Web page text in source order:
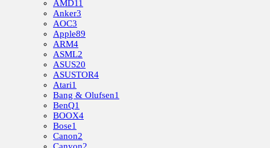
AMD11
Anker3
AOC3
Apple89
ARM4
ASML2
ASUS20
ASUSTOR4
Atari1
Bang & Olufsen1
BenQ1
BOOX4
Bose1
Canon2